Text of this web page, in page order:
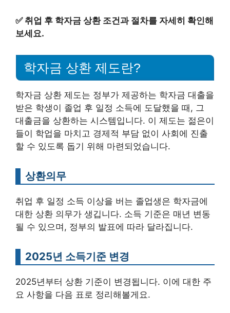
✅ 취업 후 학자금 상환 조건과 절차를 자세히 확인해
보세요.
학자금 상환 제도란?
학자금 상환 제도는 정부가 제공하는 학자금 대출을
받은 학생이 졸업 후 일정 소득에 도달했을 때, 그
대출금을 상환하는 시스템입니다. 이 제도는 젊은이
들이 학업을 마치고 경제적 부담 없이 사회에 진출
할 수 있도록 돕기 위해 마련되었습니다.
상환의무
취업 후 일정 소득 이상을 버는 졸업생은 학자금에
대한 상환 의무가 생깁니다. 소득 기준은 매년 변동
될 수 있으며, 정부의 발표에 따라 달라집니다.
2025년 소득기준 변경
2025년부터 상환 기준이 변경됩니다. 이에 대한 주
요 사항을 다음 표로 정리해볼게요.